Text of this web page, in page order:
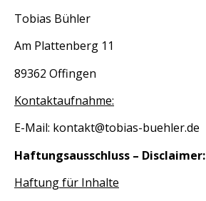
Tobias Bühler
Am Plattenberg 11
89362 Offingen
Kontaktaufnahme:
E-Mail: kontakt@tobias-buehler.de
Haftungsausschluss – Disclaimer:
Haftung für Inhalte